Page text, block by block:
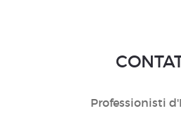
Professionisti